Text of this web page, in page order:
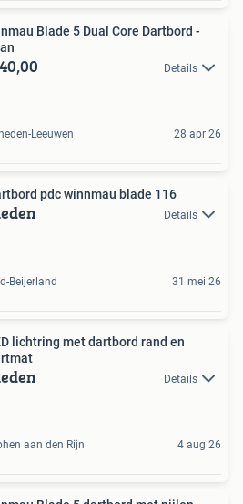
Blade 5 Dual Core Dartbord -
Details
Leeuwen 28 apr 26
pdc winnmau blade 116
Details
Beijerland 31 mei 26
lichtring met dartbord rand en
Details
aan den Rijn 4 aug 26